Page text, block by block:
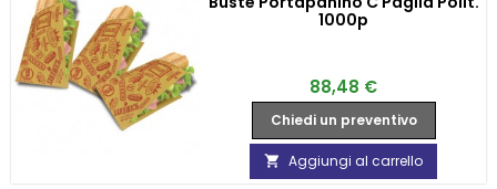
1000p
Prezzo
88,48 €
Chiedi un preventivo
 Aggiungi al carrello